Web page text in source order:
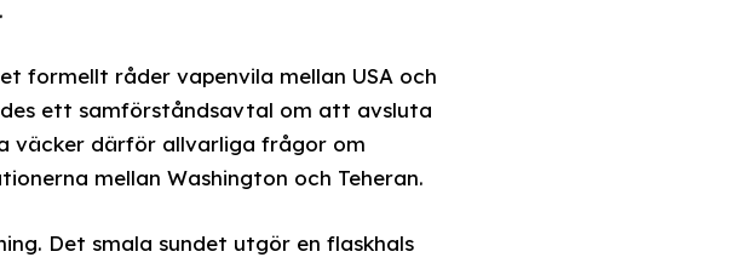
formellt råder vapenvila mellan USA och
ett samförståndsavtal om att avsluta
väcker därför allvarliga frågor om
mellan Washington och Teheran.
Det smala sundet utgör en flaskhals